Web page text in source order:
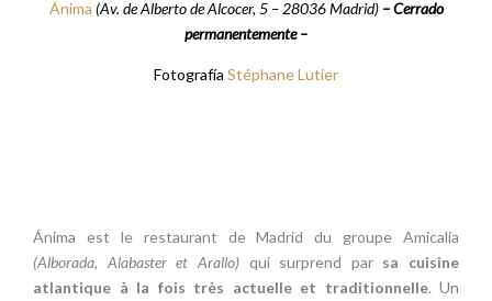
Ánima (Av. de Alberto de Alcocer, 5 – 28036 Madrid) – Cerrado
permanentemente –
Fotografía Stéphane Lutier
Ánima est le restaurant de Madrid du groupe Amicalia
(Alborada, Alabaster et Arallo)qui surprend par sa cuisine
atlantique à la fois très actuelle et traditionnelle. Un